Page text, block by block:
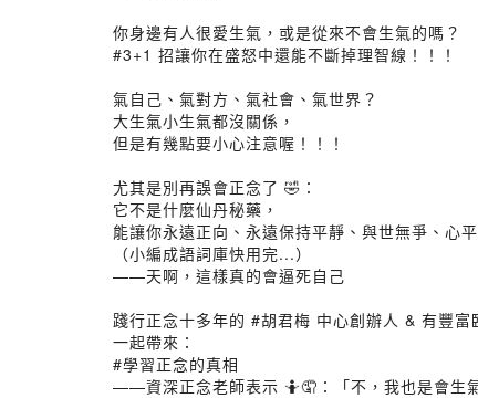
你身邊有人很愛生氣​，或是從來不會生氣的嗎？​
#3+1 招讓你在盛怒中還能不斷掉理智線！！！
氣自己、氣對方、氣社會、氣世界？
大生氣小生氣都沒關係，
但是有幾點要小心注意喔！！！
尤其是別再誤會正念了 🤣​：
它不是什麼仙丹秘藥，​
能讓你永遠正向、永遠保持平靜、與世無爭、心
（小編成語詞庫快用完...）
——天啊，這樣真的會逼死自己
踐行正念十多年的 #胡君梅 中心創辦人​ & 有豐
一起帶來：
#學習正念的真相
——資深正念老師表示 🤷🤦：「不，我也是會生氣